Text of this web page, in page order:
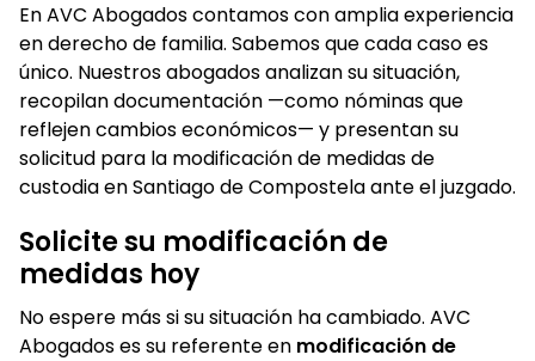
En AVC Abogados contamos con amplia experiencia
en derecho de familia. Sabemos que cada caso es
único. Nuestros abogados analizan su situación,
recopilan documentación —como nóminas que
reflejen cambios económicos— y presentan su
solicitud para la modificación de medidas de
custodia en Santiago de Compostela ante el juzgado.
Solicite su modificación de
medidas hoy
No espere más si su situación ha cambiado. AVC
Abogados es su referente en modificación de